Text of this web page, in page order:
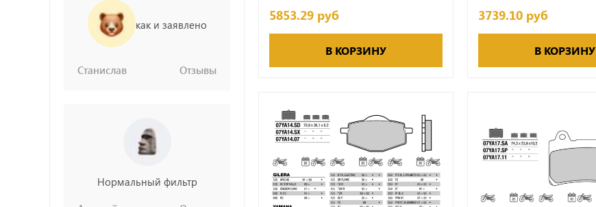
как и заявлено
Станислав Отзывы
Нормальный фильтр
5853.29 руб
В КОРЗИНУ
3739.10 руб
В КОРЗИНУ